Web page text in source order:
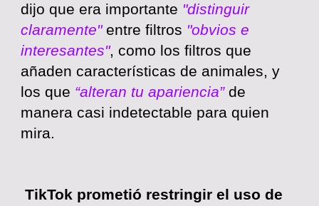
dijo que era importante "distinguir
claramente"entre filtros "obvios e
interesantes", como los filtros que
añaden características de animales, y
los que “alteran tu apariencia”de
manera casi indetectable para quien
mira.
TikTok prometió restringir el uso de